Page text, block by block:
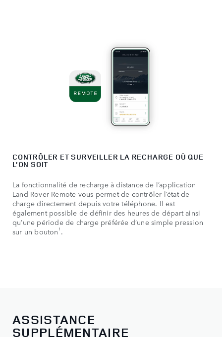
CONTRÔLER ET SURVEILLER LA RECHARGE OÙ QUE
L’ON SOIT
La fonctionnalité de recharge à distance de l’application
Land Rover Remote vous permet de contrôler l’état de
charge directement depuis votre téléphone. Il est
également possible de définir des heures de départ ainsi
qu’une période de charge préférée d’une simple pression
sur un bouton 1 .
ASSISTANCE
SUPPLÉMENTAIRE